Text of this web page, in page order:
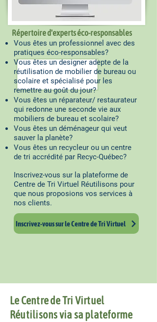
Répertoire d'experts éco-responsables
Vous êtes un professionnel avec des
pratiques éco-responsables?
Vous êtes un designer adepte de la
réutilisation de mobilier de bureau ou
scolaire et spécialisé pour les
remettre au goût du jour?
Vous êtes un réparateur/ restaurateur
qui redonne une seconde vie aux
mobiliers de bureau et scolaire?
Vous êtes un déménageur qui veut
sauver la planète?
Vous êtes un recycleur ou un centre
de tri accrédité par Recyc-Québec?
Inscrivez-vous sur la plateforme de
Centre de Tri Virtuel Réutilisons pour
que nous proposions vos services à
nos clients.
Inscrivez-vous sur le Centre de Tri Virtuel
Le Centre de Tri Virtuel
Réutilisons via sa plateforme